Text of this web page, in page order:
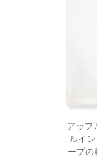
アップ
ルイ
ープ